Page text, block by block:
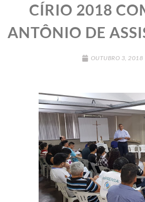
CÍRIO 2018
ANTÔNIO DE
OUTUBRO 3, 2018